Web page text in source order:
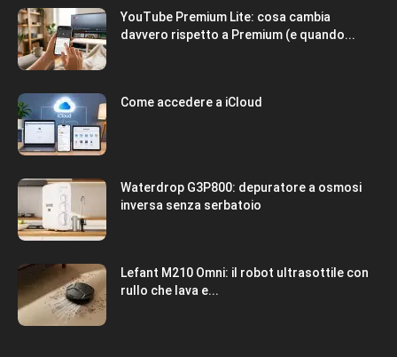
YouTube Premium Lite: cosa cambia
davvero rispetto a Premium (e quando...
Come accedere a iCloud
Waterdrop G3P800: depuratore a osmosi
inversa senza serbatoio
Lefant M210 Omni: il robot ultrasottile con
rullo che lava e...